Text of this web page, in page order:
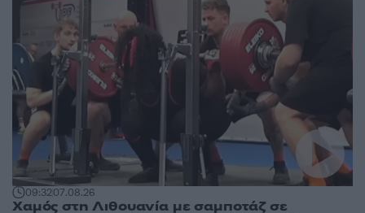
09:3207.08.26
Χαμός στη Λιθουανία με σαμποτάζ σε